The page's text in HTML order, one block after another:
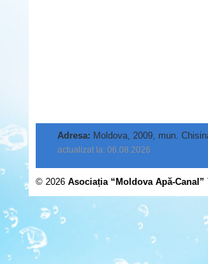
Adresa: Moldova, 2009, mun.
actualizat la: 06.08.2026
© 2026 Asociația “Moldova Apă-Canal”